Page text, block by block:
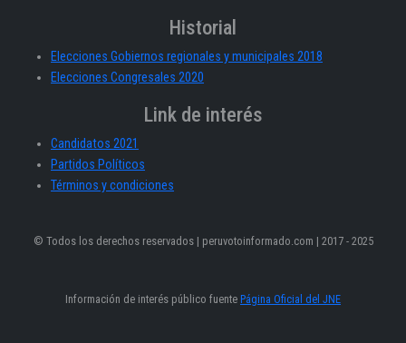
Historial
Elecciones Gobiernos regionales y municipales 2018
Elecciones Congresales 2020
Link de interés
Candidatos 2021
Partidos Políticos
Términos y condiciones
© Todos los derechos reservados | peruvotoinformado.com | 2017 - 2025
Información de interés público fuente Página Oficial del JNE